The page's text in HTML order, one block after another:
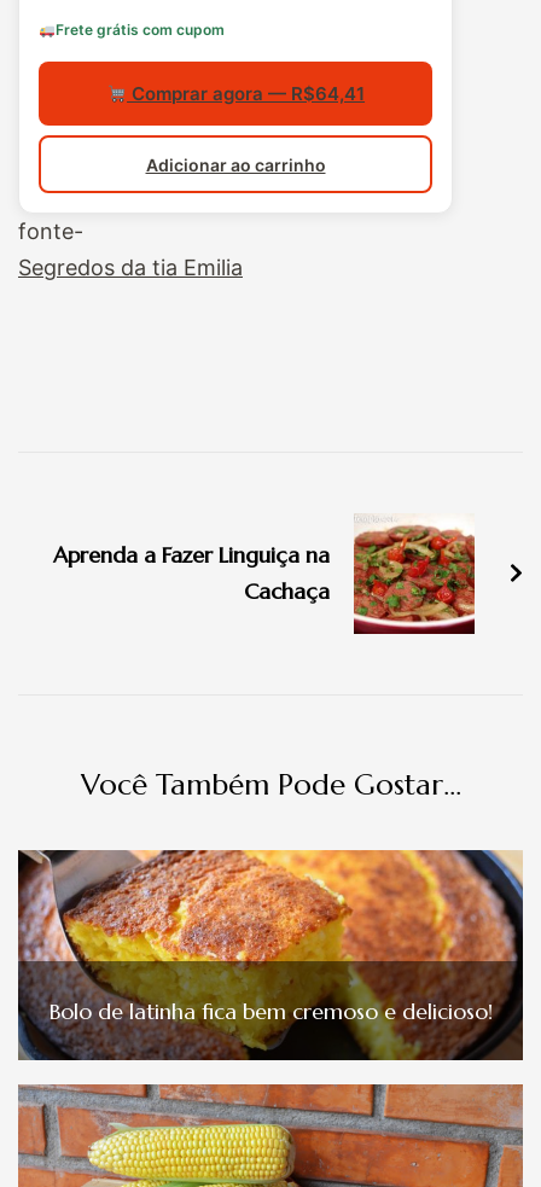
Frete grátis com cupom
Comprar agora — R$64,41
Adicionar ao carrinho
fonte-
Segredos da tia Emilia
post
Aprenda a Fazer Linguiça na
Cachaça
Você Também Pode Gostar...
Bolo de latinha fica bem cremoso e delicioso!